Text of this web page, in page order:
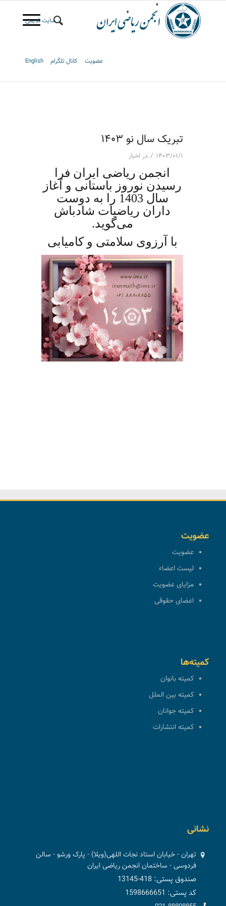
سایت قدیمی
عضویت کانال تلگرام English
تبریک سال نو ۱۴۰۳
۱۴۰۳/۰۱/۱ / در اخبار
انجمن ریاضی ایران فرا
رسیدن نوروز باستانی و آغاز
سال 1403 را به دوست
داران ریاضیات شادباش
می‌گوید.
با آرزوی سلامتی و کامیابی
عضویت
عضویت
لیست اعضاء
مزایای عضویت
اعضای حقوقی
کمیته‌ها
کمیته بانوان
کمیته بین الملل
کمیته جوانان
کمیته انتشارات
نشانی
تهران - خیابان استاد نجات اللهی(ویلا) - پارک ورشو - سالن
فردوسی - ساختمان انجمن ریاضی ایران
صندوق پستی: 418-13145
کد پستی: 1598666651